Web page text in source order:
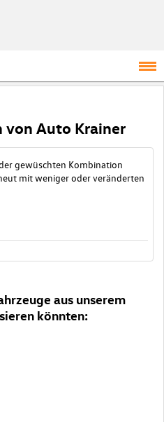
von Auto Krainer
gewüschten Kombination
mit weniger oder veränderten
aus unserem
könnten: